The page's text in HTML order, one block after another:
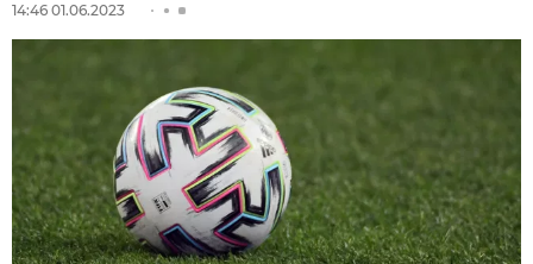
14:46 01.06.2023